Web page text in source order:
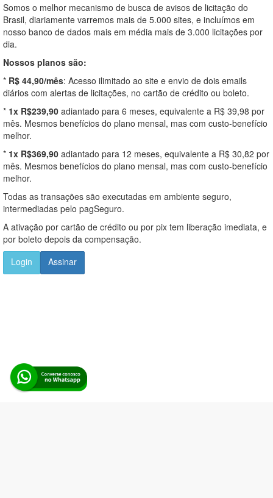
Somos o melhor mecanismo de busca de avisos de licitação do
Brasil, diariamente varremos mais de 5.000 sites, e incluímos em
nosso banco de dados mais em média mais de 3.000 licitações por
dia.
Nossos planos são:
* R$ 44,90/mês: Acesso ilimitado ao site e envio de dois emails
diários com alertas de licitações, no cartão de crédito ou boleto.
* 1x R$239,90 adiantado para 6 meses, equivalente a R$ 39,98 por
mês. Mesmos benefícios do plano mensal, mas com custo-benefício
melhor.
* 1x R$369,90 adiantado para 12 meses, equivalente a R$ 30,82 por
mês. Mesmos benefícios do plano mensal, mas com custo-benefício
melhor.
Todas as transações são executadas em ambiente seguro,
intermediadas pelo pagSeguro.
A ativação por cartão de crédito ou por pix tem liberação imediata, e
por boleto depois da compensação.
Login
Assinar